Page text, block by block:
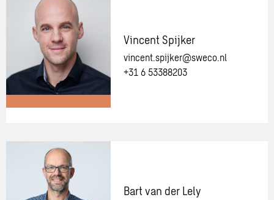
met
één
van
adviseurs
informatie
Vincent Spijker
vincent.spijker@sweco.nl
+31 6 53388203
Bart van der Lely